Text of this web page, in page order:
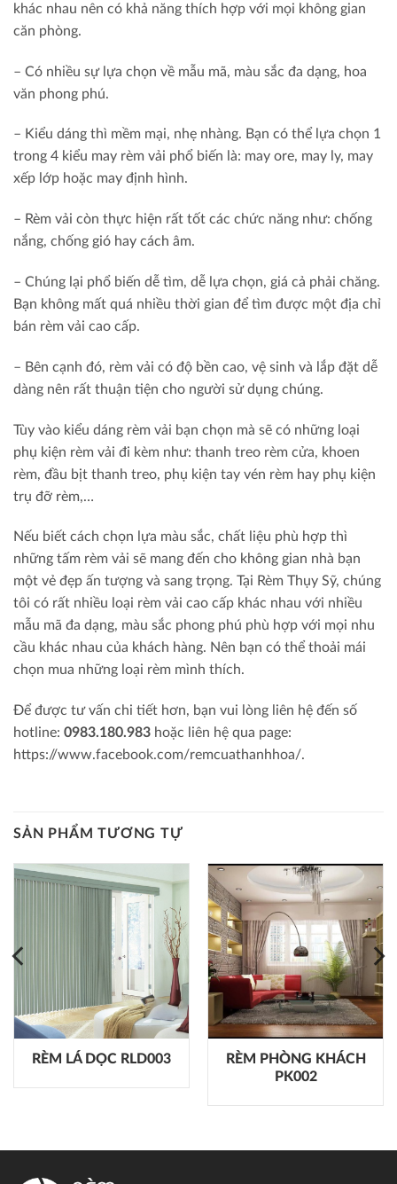
khác nhau nên có khả năng thích hợp với mọi không gian
căn phòng.
– Có nhiều sự lựa chọn về mẫu mã, màu sắc đa dạng, hoa
văn phong phú.
– Kiểu dáng thì mềm mại, nhẹ nhàng. Bạn có thể lựa chọn 1
trong 4 kiểu may rèm vải phổ biến là: may ore, may ly, may
xếp lớp hoặc may định hình.
– Rèm vải còn thực hiện rất tốt các chức năng như: chống
nắng, chống gió hay cách âm.
– Chúng lại phổ biến dễ tìm, dễ lựa chọn, giá cả phải chăng.
Bạn không mất quá nhiều thời gian để tìm được một địa chỉ
bán rèm vải cao cấp.
– Bên cạnh đó, rèm vải có độ bền cao, vệ sinh và lắp đặt dễ
dàng nên rất thuận tiện cho người sử dụng chúng.
Tùy vào kiểu dáng rèm vải bạn chọn mà sẽ có những loại
phụ kiện rèm vải đi kèm như: thanh treo rèm cửa, khoen
rèm, đầu bịt thanh treo, phụ kiện tay vén rèm hay phụ kiện
trụ đỡ rèm,…
Nếu biết cách chọn lựa màu sắc, chất liệu phù hợp thì
những tấm rèm vải sẽ mang đến cho không gian nhà bạn
một vẻ đẹp ấn tượng và sang trọng. Tại Rèm Thụy Sỹ, chúng
tôi có rất nhiều loại rèm vải cao cấp khác nhau với nhiều
mẫu mã đa dạng, màu sắc phong phú phù hợp với mọi nhu
cầu khác nhau của khách hàng. Nên bạn có thể thoải mái
chọn mua những loại rèm mình thích.
Để được tư vấn chi tiết hơn, bạn vui lòng liên hệ đến số
hotline: 0983.180.983 hoặc liên hệ qua page:
https://www.facebook.com/remcuathanhhoa/.
SẢN PHẨM TƯƠNG TỰ
RÈM LÁ DỌC RLD003
RÈM PHÒNG KHÁCH
PK002